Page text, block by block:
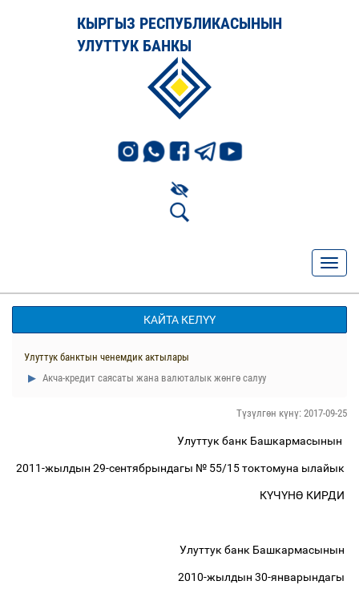
КЫРГЫЗ РЕСПУБЛИКАСЫНЫН
УЛУТТУК БАНКЫ
КАЙТА КЕЛҮҮ
Улуттук банктын ченемдик актылары
Акча-кредит саясаты жана валюталык жөнгө салуу
Түзүлгөн күнү: 2017-09-25
Улуттук банк Башкармасынын
2011-жылдын 29-сентябрындагы № 55/15 токтомуна ылайык
КҮЧҮНӨ КИРДИ
Улуттук банк Башкармасынын
2010-жылдын 30-январындагы